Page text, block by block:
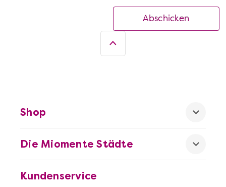
Abschicken
Kundenservice
Die Miomente Städte
Shop